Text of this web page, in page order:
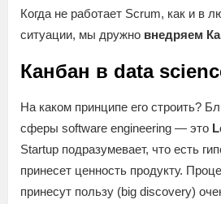
Когда не работает Scrum, как и в
ситуации, мы дружно внедряем
Канбан в data
На каком принципе его строить?
сферы software engineering — это
Startup подразумевает, что есть
принесет ценность продукту.
принесут пользу (big discovery)